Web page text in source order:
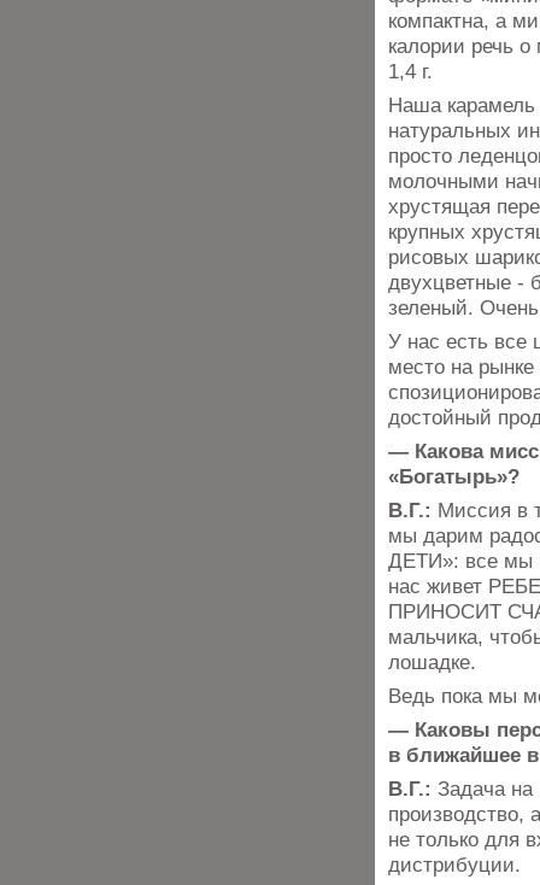
компактна, а
калории речь
1,4 г.
Наша карамель
натуральных
просто
молочными
хрустящая
крупных
рисовых
двухцветные -
зеленый.
У нас есть все
место на
достойный
— Какова
«Богатырь»?
В.Г.: Миссия в
мы дарим
ДЕТИ»: все мы
нас живет
ПРИНОСИТ
мальчика,
лошадке.
Ведь пока мы
— Каковы
в ближайшее
В.Г.: Задача на
производство,
не только для
дистрибуции.